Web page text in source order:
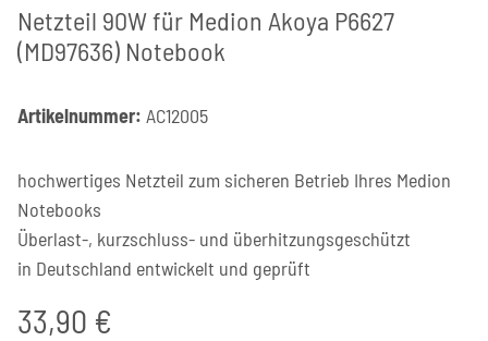
Netzteil 90W für Medion Akoya P6627
(MD97636) Notebook
Artikelnummer: AC12005
hochwertiges Netzteil zum sicheren Betrieb Ihres Medion
Notebooks
Überlast-, kurzschluss- und überhitzungsgeschützt
in Deutschland entwickelt und geprüft
33,90 €